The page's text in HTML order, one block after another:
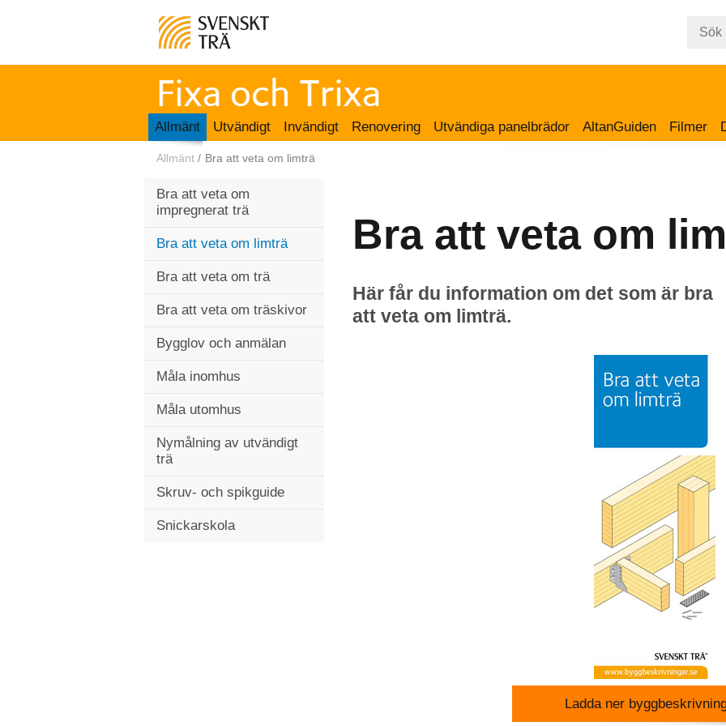
Allmänt Utvändigt Invändigt Renovering Utvändiga panelbrädor AltanGuiden Filmer
Allmänt / Bra att veta om limträ
Bra att veta om
impregnerat trä
Bra att veta om limträ
Bra att veta om trä
Bra att veta om träskivor
Bygglov och anmälan
Måla inomhus
Måla utomhus
Nymålning av utvändigt
trä
Skruv- och spikguide
Snickarskola
Bra att veta om
Här får du information om det som är bra
att veta om limträ.
Ladda ner